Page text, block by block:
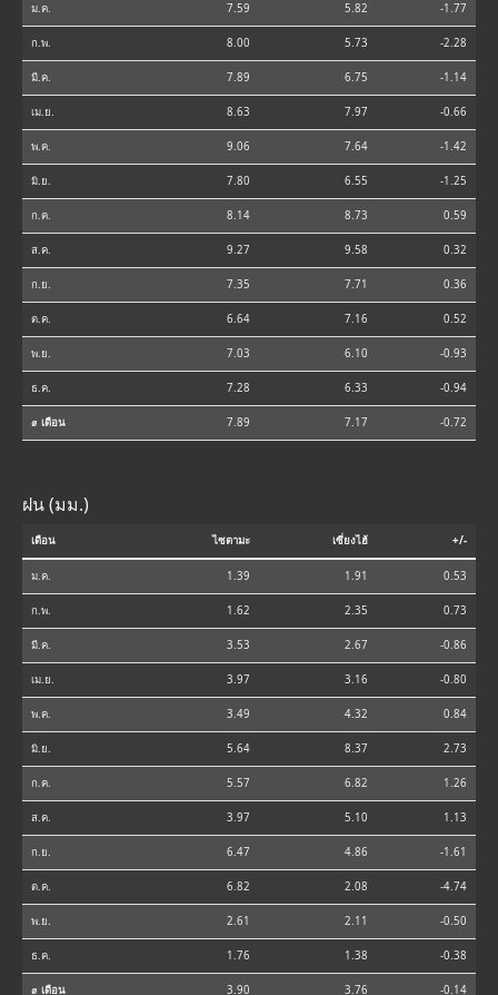
ม.ค. 7.59 5.82 -1.77
ก.พ. 8.00 5.73 -2.28
มี.ค. 7.89 6.75 -1.14
เม.ย. 8.63 7.97 -0.66
พ.ค. 9.06 7.64 -1.42
มิ.ย. 7.80 6.55 -1.25
ก.ค. 8.14 8.73 0.59
ส.ค. 9.27 9.58 0.32
ก.ย. 7.35 7.71 0.36
ต.ค. 6.64 7.16 0.52
พ.ย. 7.03 6.10 -0.93
ธ.ค. 7.28 6.33 -0.94
⌀ เดือน 7.89 7.17 -0.72
ฝน (มม.)
เดือน ไซตามะ เซี่ยงไฮ้ +/-
ม.ค. 1.39 1.91 0.53
ก.พ. 1.62 2.35 0.73
มี.ค. 3.53 2.67 -0.86
เม.ย. 3.97 3.16 -0.80
พ.ค. 3.49 4.32 0.84
มิ.ย. 5.64 8.37 2.73
ก.ค. 5.57 6.82 1.26
ส.ค. 3.97 5.10 1.13
ก.ย. 6.47 4.86 -1.61
ต.ค. 6.82 2.08 -4.74
พ.ย. 2.61 2.11 -0.50
ธ.ค. 1.76 1.38 -0.38
⌀ เดือน 3.90 3.76 -0.14